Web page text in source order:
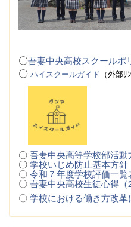
〇吾妻中央高校スクールポ
〇 ハイスクールガイド （外部ﾘﾝ
〇吾妻中央高等学校部活動
〇学校いじめ防止基本方針
〇令和７年度学校評価一覧
〇吾妻中央高校生徒心得（
〇学校における働き方改革